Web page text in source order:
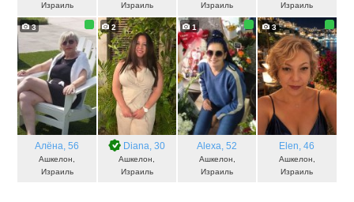
Израиль
Израиль
Израиль
Израиль
3
Алёна, 56
Ашкелон,
Израиль
2
Diana, 30
Ашкелон,
Израиль
1
Alexa, 52
Ашкелон,
Израиль
3
Elen, 46
Ашкелон,
Израиль